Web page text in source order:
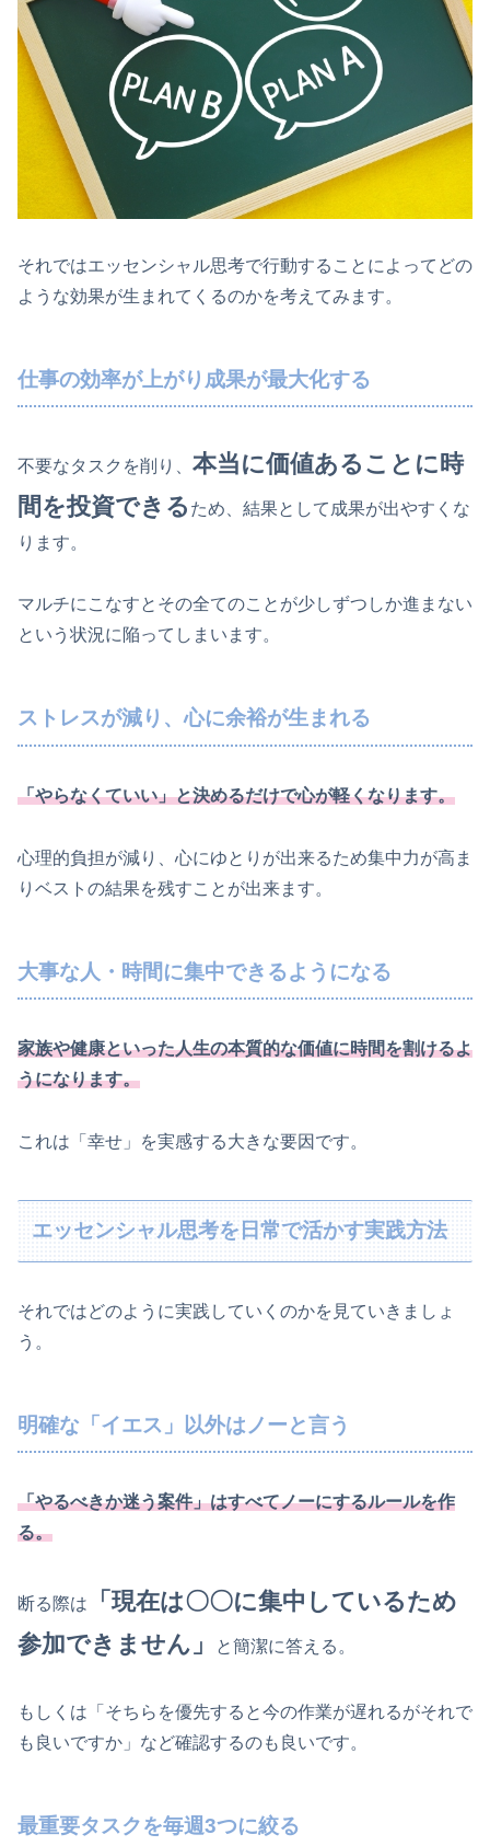
それではエッセンシャル思考で行動することによってどの
ような効果が生まれてくるのかを考えてみます。
仕事の効率が上がり成果が最大化する
不要なタスクを削り、 本当に価値あることに時
間を投資できる ため、結果として成果が出やすくな
ります。
マルチにこなすとその全てのことが少しずつしか進まない
という状況に陥ってしまいます。
ストレスが減り、心に余裕が生まれる
「やらなくていい」と決めるだけで心が軽くなります。
心理的負担が減り、心にゆとりが出来るため集中力が高ま
りベストの結果を残すことが出来ます。
大事な人・時間に集中できるようになる
家族や健康といった人生の本質的な価値に時間を割けるよ
うになります。
これは「幸せ」を実感する大きな要因です。
エッセンシャル思考を日常で活かす実践方法
それではどのように実践していくのかを見ていきましょ
う。
明確な「イエス」以外はノーと言う
「やるべきか迷う案件」はすべてノーにするルールを作
る。
断る際は
「現在は〇〇に集中しているため
参加できません」
と簡潔に答える。
もしくは「そちらを優先すると今の作業が遅れるがそれで
も良いですか」など確認するのも良いです。
最重要タスクを毎週3つに絞る